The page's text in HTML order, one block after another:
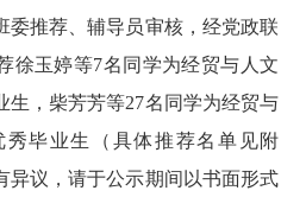
委推荐、辅导员审核，经党政联
徐玉婷等7名同学为经贸与人文
生，柴芳芳等27名同学为经贸与
秀毕业生（具体推荐名单见附
异议，请于公示期间以书面形式